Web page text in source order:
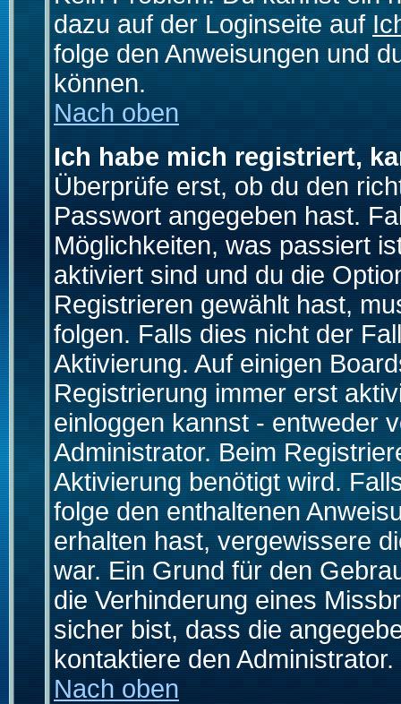
dazu auf der Loginseite auf
folge den Anweisungen und
können.
Nach oben
Ich habe mich registriert,
Überprüfe erst, ob du den
Passwort angegeben hast.
Möglichkeiten, was passiert
aktiviert sind und du die
Registrieren gewählt hast,
folgen. Falls dies nicht der
Aktivierung. Auf einigen
Registrierung immer erst
einloggen kannst - entweder
Administrator. Beim
Aktivierung benötigt wird.
folge den enthaltenen
erhalten hast, vergewissere
war. Ein Grund für den
die Verhinderung eines
sicher bist, dass die
kontaktiere den Administrator.
Nach oben